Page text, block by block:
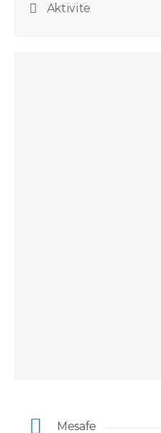
Aktivite
Mesafe